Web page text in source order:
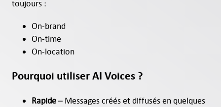
toujours :
On-brand
On-time
On-location
Pourquoi utiliser AI Voices ?
Rapide– Messages créés et diffusés en quelques